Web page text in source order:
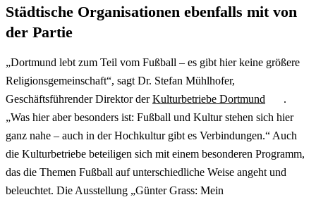
Städtische Organisationen ebenfalls mit von
der Partie
„Dortmund lebt zum Teil vom Fußball – es gibt hier keine größere
Religionsgemeinschaft“, sagt Dr. Stefan Mühlhofer,
Geschäftsführender Direktor derKulturbetriebe Dortmund
.
„Was hier aber besonders ist: Fußball und Kultur stehen sich hier
ganz nahe – auch in der Hochkultur gibt es Verbindungen.“ Auch
die Kulturbetriebe beteiligen sich mit einem besonderen Programm,
das die Themen Fußball auf unterschiedliche Weise angeht und
beleuchtet. Die Ausstellung „Günter Grass: Mein